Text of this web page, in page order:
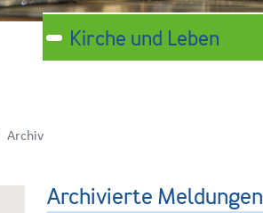
Kirche und Leben
Archiv
Archivierte Meldungen